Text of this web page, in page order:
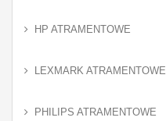
HP ATRAMENTOWE
LEXMARK ATRAMENTOWE
PHILIPS ATRAMENTOWE